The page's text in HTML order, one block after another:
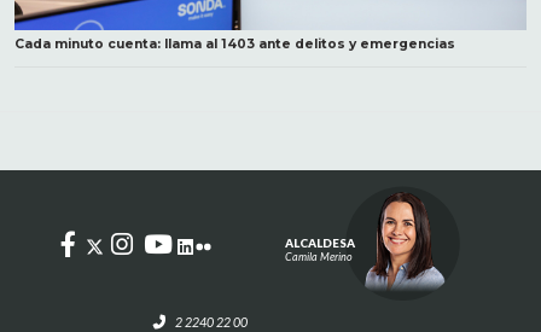
Cada minuto cuenta: llama al 1403 ante delitos y emergencias
2 2240 22 00
ALCALDESA
Camila Merino